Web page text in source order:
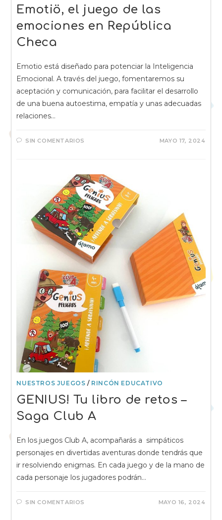
Emotiö, el juego de las
emociones en República
Checa
Emotio está diseñado para potenciar la Inteligencia
Emocional. A través del juego, fomentaremos su
aceptación y comunicación, para facilitar el desarrollo
de una buena autoestima, empatía y unas adecuadas
relaciones…
SIN COMENTARIOS MAYO 17, 2024
NUESTROS JUEGOS / RINCÓN EDUCATIVO
GENIUS! Tu libro de retos –
Saga Club A
En los juegos Club A, acompañarás a simpáticos
personajes en divertidas aventuras donde tendrás que
ir resolviendo enigmas. En cada juego y de la mano de
cada personaje los jugadores podrán…
SIN COMENTARIOS MAYO 16, 2024